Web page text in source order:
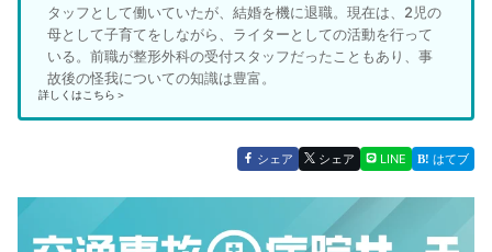
タッフとして働いていたが、結婚を機に退職。現在は、2児の
母として子育てをしながら、ライターとしての活動を行って
いる。前職が整形外科の受付スタッフだったこともあり、事
故後の怪我についての知識は豊富。
詳しくはこちら＞
シェア シェア LINE はてブ